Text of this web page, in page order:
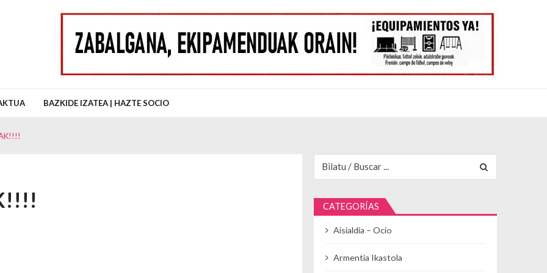
Auzo Elkartea
BAZKIDE IZATEA | HAZTE SOCIO
CATEGORÍAS
Aisialdia – Ocio
Armentia Ikastola